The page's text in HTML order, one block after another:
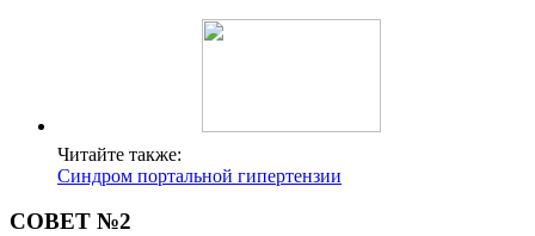
Читайте также:
Синдром портальной гипертензии
СОВЕТ №2